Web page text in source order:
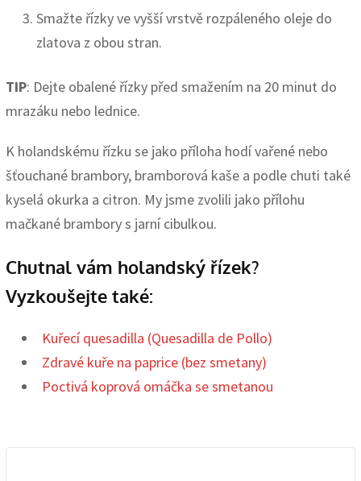
Smažte řízky ve vyšší vrstvě rozpáleného oleje do
zlatova z obou stran.
TIP: Dejte obalené řízky před smažením na 20 minut do
mrazáku nebo lednice.
K holandskému řízku se jako příloha hodí vařené nebo
šťouchané brambory, bramborová kaše a podle chuti také
kyselá okurka a citron. My jsme zvolili jako přílohu
mačkané brambory s jarní cibulkou.
Chutnal vám holandský řízek?
Vyzkoušejte také:
Kuřecí quesadilla (Quesadilla de Pollo)
Zdravé kuře na paprice (bez smetany)
Poctivá koprová omáčka se smetanou